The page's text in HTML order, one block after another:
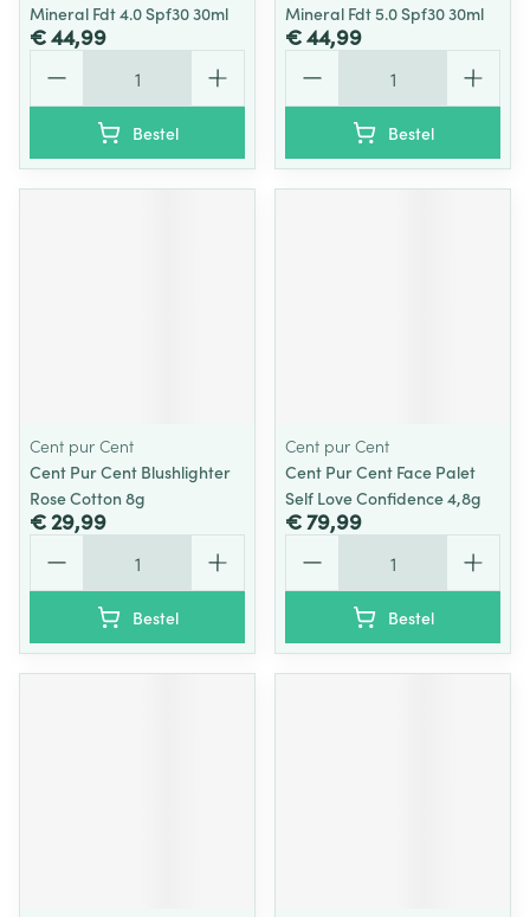
Mineral Fdt 4.0 Spf30 30ml
€ 44,99
Bestel
Mineral Fdt 5.0 Spf30 30ml
€ 44,99
Bestel
Cent pur Cent
Cent Pur Cent Blushlighter
Rose Cotton 8g
€ 29,99
Bestel
Cent pur Cent
Cent Pur Cent Face Palet
Self Love Confidence 4,8g
€ 79,99
Bestel